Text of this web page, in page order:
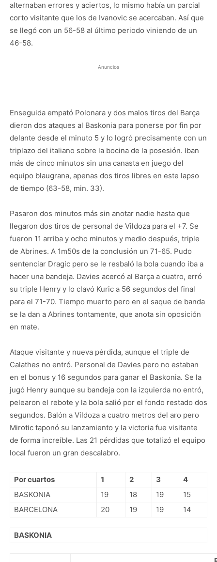
alternaban errores y aciertos, lo mismo había un parcial
corto visitante que los de Ivanovic se acercaban. Así que
se llegó con un 56-58 al último periodo viniendo de un
46-58.
Anuncios
Enseguida empató Polonara y dos malos tiros del Barça
dieron dos ataques al Baskonia para ponerse por fin por
delante desde el minuto 5 y lo logró precisamente con un
triplazo del italiano sobre la bocina de la posesión. Iban
más de cinco minutos sin una canasta en juego del
equipo blaugrana, apenas dos tiros libres en este lapso
de tiempo (63-58, min. 33).
Pasaron dos minutos más sin anotar nadie hasta que
llegaron dos tiros de personal de Vildoza para el +7. Se
fueron 11 arriba y ocho minutos y medio después, triple
de Abrines. A 1m50s de la conclusión un 71-65. Pudo
sentenciar Dragic pero se le resbaló la bola cuando iba a
hacer una bandeja. Davies acercó al Barça a cuatro, erró
su triple Henry y lo clavó Kuric a 56 segundos del final
para el 71-70. Tiempo muerto pero en el saque de banda
se la dan a Abrines tontamente, que anota sin oposición
en mate.
Ataque visitante y nueva pérdida, aunque el triple de
Calathes no entró. Personal de Davies pero no estaban
en el bonus y 16 segundos para ganar el Baskonia. Se la
jugó Henry aunque su bandeja con la izquierda no entró,
pelearon el rebote y la bola salió por el fondo restado dos
segundos. Balón a Vildoza a cuatro metros del aro pero
Mirotic taponó su lanzamiento y la victoria fue visitante
de forma increíble. Las 21 pérdidas que totalizó el equipo
local fueron un gran descalabro.
Por cuartos 1 2 3
4
BASKONIA
19 18 19
15
BARCELONA
20 19 19 14
BASKONIA